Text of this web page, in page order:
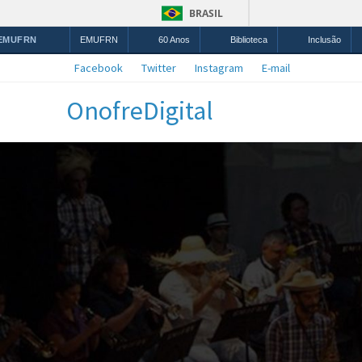
BRASIL
EMUFRN 60 Anos Biblioteca Inclusão
Facebook Twitter Instagram E-mail
OnofreDigital